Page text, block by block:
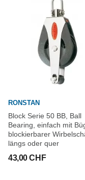
RONSTAN
Block Serie 50 BB, Ball
Bearing, einfach mit
blockierbarer
längs oder quer
43,00 CHF